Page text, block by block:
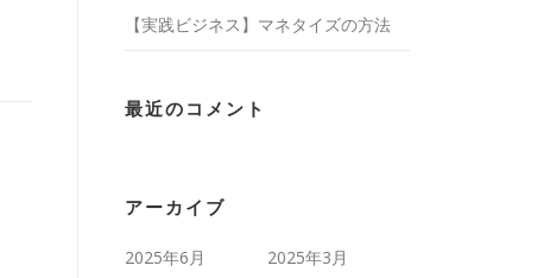
【実践ビジネス】マネタイズの方法
最近のコメント
アーカイブ
2025年6月
2025年3月